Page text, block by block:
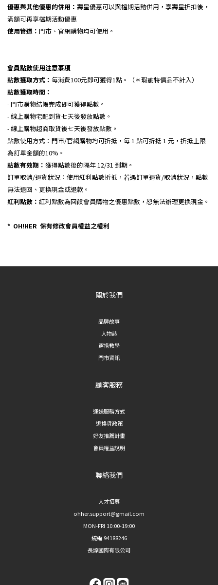
優惠與其他優惠的併用： 壽星優惠可以與檔期活動併用，享壽星折扣後，
滿額可再享檔期活動優惠
使用管道： 門市、官網購物均可使用。
會員點數使用注意事項
點數獲取方式： 每消費100元即可獲得1點。（＊瑕疵特價品不計入）
點數獲取時間：
- 門市購物結帳完成即可獲得點數。
- 線上購物宅配到貨七天後發放點數。
- 線上購物超商取貨後七天後發放點數。
點數使用方式：門市/官網購物均可折抵，每 1 點可折抵 1 元，折抵上限
為訂單金額的10%。
點數有效期： 獲得點數後的隔年 12/31 到期。
訂單取消/退貨狀況：使用紅利點數折抵，若遇訂單退貨/取消狀況，點數
無法退回、更換現金或退款。
紅利點數： 紅利點數為回饋會員購物之優惠點數，恕無法辦理更換現金。
* OH!HER 保有修改會員權益之權利
關於我們
品牌故事
人物誌
穿搭教學
門市資訊
顧客服務
運送服務方式
退換貨政策
好友推薦計畫
會員權益說明
聯絡我們
人才招募
ohher.support@gmail.com
MON-FRI 10:00-19:00
統編 94188246
長諄國際有限公司